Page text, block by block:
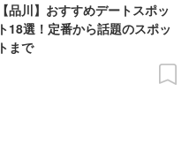
【品川】おすすめデートスポッ
ト18選！定番から話題のスポッ
トまで